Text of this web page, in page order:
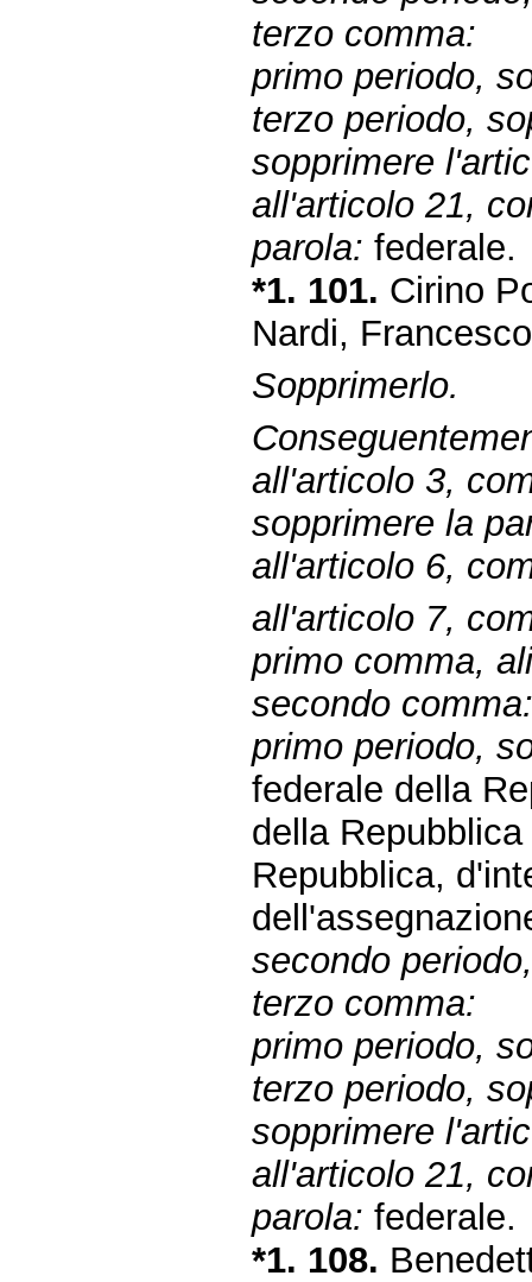
terzo comma:
primo periodo,
terzo periodo,
sopprimere
all'articolo 21,
parola: federale.
*1. 101. Cirino
Nardi,
Sopprimerlo.
all'articolo 3,
sopprimere la
all'articolo 6,
all'articolo 7,
primo comma,
secondo
primo periodo,
federale della
della
Repubblica,
secondo
terzo comma:
primo periodo,
terzo periodo,
sopprimere
all'articolo 21,
parola: federale.
*1. 108.